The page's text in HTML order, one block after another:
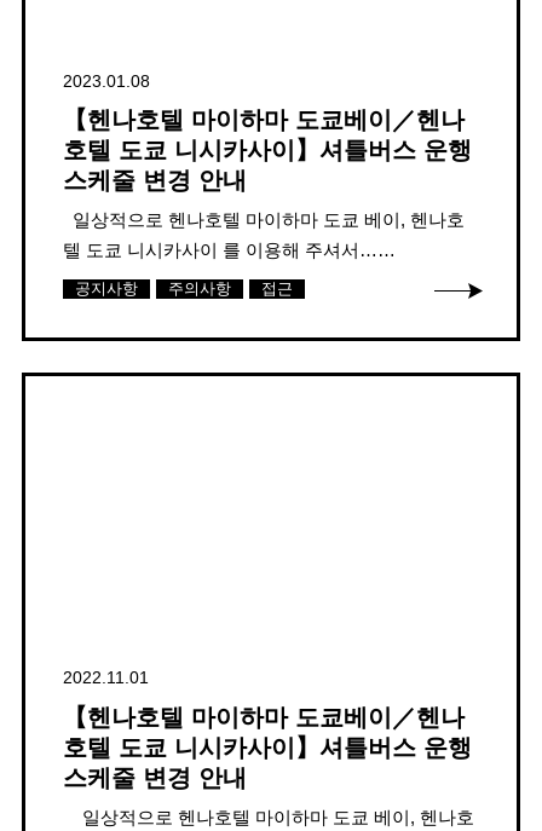
2023.01.08
【헨나호텔 마이하마 도쿄베이／헨나
호텔 도쿄 니시카사이】셔틀버스 운행
스케줄 변경 안내
일상적으로 헨나호텔 마이하마 도쿄 베이, 헨나호
텔 도쿄 니시카사이 를 이용해 주셔서……
공지사항 주의사항 접근
2022.11.01
【헨나호텔 마이하마 도쿄베이／헨나
호텔 도쿄 니시카사이】셔틀버스 운행
스케줄 변경 안내
일상적으로 헨나호텔 마이하마 도쿄 베이, 헨나호